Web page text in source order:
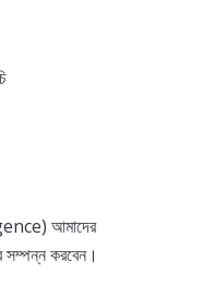
আমাদের
সম্পন্ন করবেন।